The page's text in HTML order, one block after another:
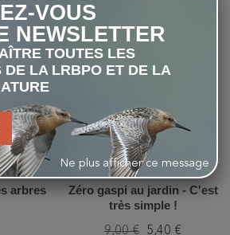
favorite_border
arbres
Zéro gaspi au jardin - C'est
très simple !
9,00 € 5,40 €
VOUS
NEWSLETTER
TOUTES LES
DE LA LRBPO ET DE LA
Ne plus afficher ce message